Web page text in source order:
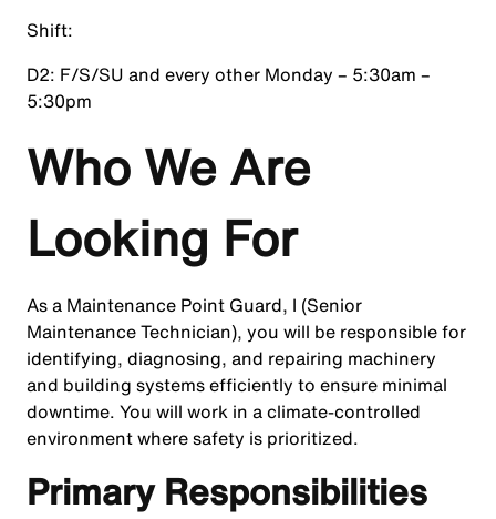
Shift:
D2: F/S/SU and every other Monday – 5:30am –
5:30pm
Who We Are
Looking For
As a Maintenance Point Guard, I (Senior
Maintenance Technician), you will be responsible for
identifying, diagnosing, and repairing machinery
and building systems efficiently to ensure minimal
downtime. You will work in a climate-controlled
environment where safety is prioritized.
Primary Responsibilities